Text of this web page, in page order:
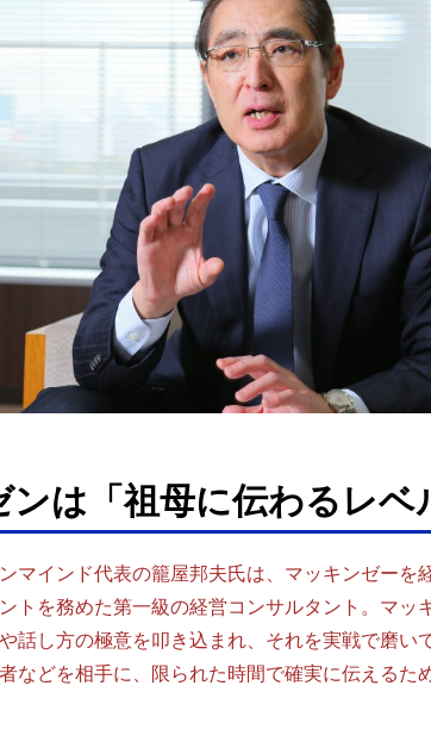
ンは「祖母に伝わるレベ
マインド代表の籠屋邦夫氏は、マッキンゼーを
トを務めた第一級の経営コンサルタント。マッ
話し方の極意を叩き込まれ、それを実戦で磨い
などを相手に、限られた時間で確実に伝えるた